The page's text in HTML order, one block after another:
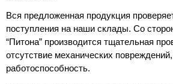
Вся предложенная продукция
поступления на наши склады. Со
“Питона” производится тщательная
отсутствие механических
работоспособность.